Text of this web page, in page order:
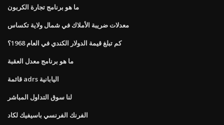
ما هو برنامج تجارة الكربون
معدلات ضريبة الأملاك في شمال ولاية تكساس
كم تبلغ قيمة الدولار الكندي في العام 1968؟
ما هو برنامج معدل العقبة
قائمة adrs اليابانية
لنا سوق التداول المباشر
الفرنك الفرنسي باسيفيك لكاد